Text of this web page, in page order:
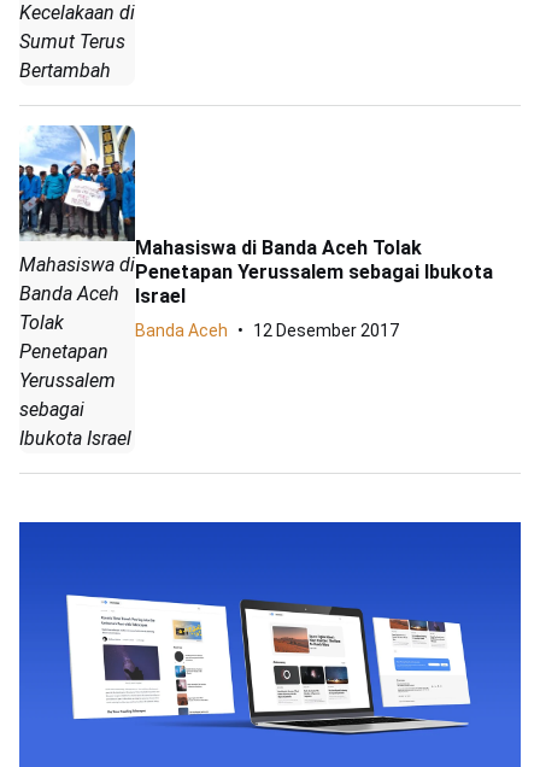
Kecelakaan di
Sumut Terus
Bertambah
Mahasiswa di
Banda Aceh
Tolak
Penetapan
Yerussalem
sebagai
Ibukota Israel
Mahasiswa di Banda Aceh Tolak
Penetapan Yerussalem sebagai Ibukota
Israel
Banda Aceh 12 Desember 2017